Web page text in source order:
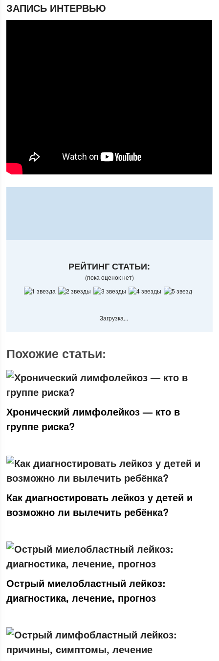
ЗАПИСЬ ИНТЕРВЬЮ
РЕЙТИНГ СТАТЬИ:
(пока оценок нет)
Загрузка...
Похожие статьи:
Хронический лимфолейкоз — кто в
группе риска?
Как диагностировать лейкоз у детей и
возможно ли вылечить ребёнка?
Острый миелобластный лейкоз:
диагностика, лечение, прогноз